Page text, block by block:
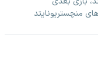
منچستریونایتد